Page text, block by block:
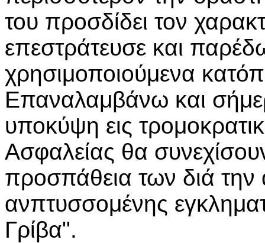
του προσδίδει τον
επεστράτευσε και
χρησιμοποιούμενα
Επαναλαμβάνω και
υποκύψη εις
Ασφαλείας θα
προσπάθεια των διά την
ανπτυσσομένης
Γρίβα".